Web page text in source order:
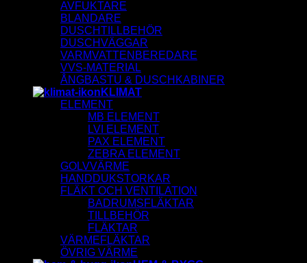
AVFUKTARE
BLANDARE
DUSCHTILLBEHÖR
DUSCHVÄGGAR
VARMVATTENBEREDARE
VVS-MATERIAL
ÅNGBASTU & DUSCHKABINER
KLIMAT
ELEMENT
MB ELEMENT
LVI ELEMENT
PAX ELEMENT
ZEBRA ELEMENT
GOLVVÄRME
HANDDUKSTORKAR
FLÄKT OCH VENTILATION
BADRUMSFLÄKTAR
TILLBEHÖR
FLÄKTAR
VÄRMEFLÄKTAR
ÖVRIG VÄRME